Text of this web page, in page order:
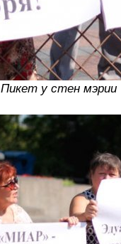
Пикет у стен мэрии